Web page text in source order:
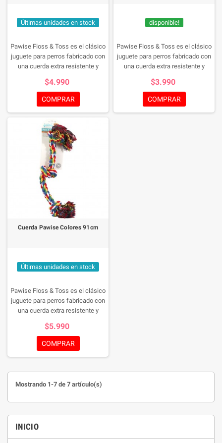
INICIO
Últimas unidades en stock
Pawise Floss & Toss es el clásico
juguete para perros fabricado con
una cuerda extra resistente y
recomienda para perros desde
cachorros si están cambiando los
dientes o de todas las edades que
gusten morder cosas. Nada más
entretenido que tirar y morder!
$4.990
COMPRAR
disponible!
Pawise Floss & Toss es el clásico
juguete para perros fabricado con
una cuerda extra resistente y
recomienda para perros desde
cachorros si están cambiando los
dientes o de todas las edades que
$3.990
COMPRAR
Cuerda Pawise Colores 91cm
Últimas unidades en stock
Pawise Floss & Toss es el clásico
juguete para perros fabricado con
una cuerda extra resistente y
recomienda para perros desde
cachorros si están cambiando los
dientes o de todas las edades que
entretenido que tirar y morder!
$5.990
COMPRAR
Mostrando 1-7 de 7 artículo(s)